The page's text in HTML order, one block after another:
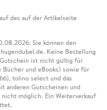
des auf der Artikelseite
Sie können den
Keine Bestellung
ist nicht gültig für
und eBooks) sowie für
tolino select und das
anderen Gutscheinen und
nicht möglich. Ein Weiterverkauf